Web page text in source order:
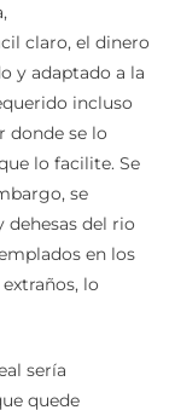
claro, el dinero
y adaptado a la
incluso
donde se lo
lo facilite. Se
se
dehesas del rio
en los
lo
sería
quede